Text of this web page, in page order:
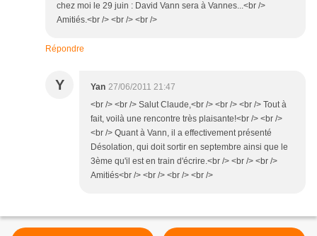
chez moi le 29 juin : David Vann sera à Vannes...<br />
Amitiés.<br /> <br /> <br />
Répondre
Y Yan 27/06/2011 21:47
<br /> <br /> Salut Claude,<br /> <br /> <br /> Tout à
fait, voilà une rencontre très plaisante!<br /> <br />
<br /> Quant à Vann, il a effectivement présenté
Désolation, qui doit sortir en septembre ainsi que le
3ème qu'il est en train d'écrire.<br /> <br /> <br />
Amitiés<br /> <br /> <br /> <br />